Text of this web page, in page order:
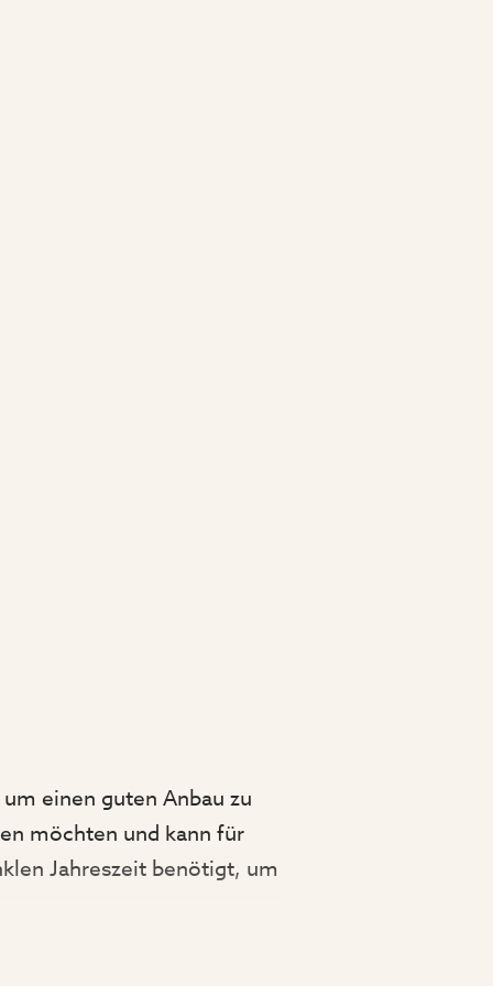
einen guten Anbau zu
möchten und kann für
Jahreszeit benötigt, um